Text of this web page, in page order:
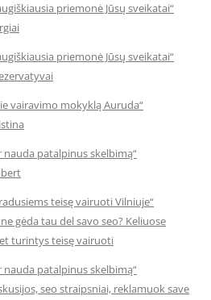
priemonė Jūsų sveikatai“
priemonė Jūsų sveikatai“
vairavimo mokyklą Auruda“
patalpinus skelbimą“
teisę vairuoti Vilniuje“
gėda tau del savo seo? Keliuose
turintys teisę vairuoti
patalpinus skelbimą“
seo straipsniai, reklamuok save